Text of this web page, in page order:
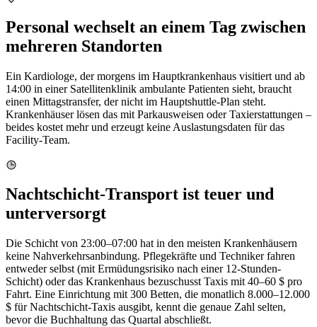
Personal wechselt an einem Tag zwischen
mehreren Standorten
Ein Kardiologe, der morgens im Hauptkrankenhaus visitiert und ab
14:00 in einer Satellitenklinik ambulante Patienten sieht, braucht
einen Mittagstransfer, der nicht im Hauptshuttle-Plan steht.
Krankenhäuser lösen das mit Parkausweisen oder Taxierstattungen –
beides kostet mehr und erzeugt keine Auslastungsdaten für das
Facility-Team.
Nachtschicht-Transport ist teuer und
unterversorgt
Die Schicht von 23:00–07:00 hat in den meisten Krankenhäusern
keine Nahverkehrsanbindung. Pflegekräfte und Techniker fahren
entweder selbst (mit Ermüdungsrisiko nach einer 12-Stunden-
Schicht) oder das Krankenhaus bezuschusst Taxis mit 40–60 $ pro
Fahrt. Eine Einrichtung mit 300 Betten, die monatlich 8.000–12.000
$ für Nachtschicht-Taxis ausgibt, kennt die genaue Zahl selten,
bevor die Buchhaltung das Quartal abschließt.